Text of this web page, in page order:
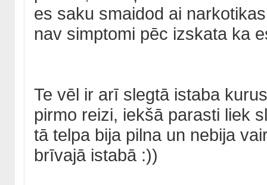
es saku smaidod ai
nav simptomi pēc izskata ka
Te vēl ir arī slegtā istaba
pirmo reizi, iekšā parasti liek
tā telpa bija pilna un nebija
brīvajā istabā :))